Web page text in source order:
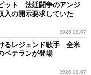
ット 法廷闘争のアンジ
入の開示要求していた
2026.08.07
るレジェンド歌手 全米
ベテランが登場
2026.08.07